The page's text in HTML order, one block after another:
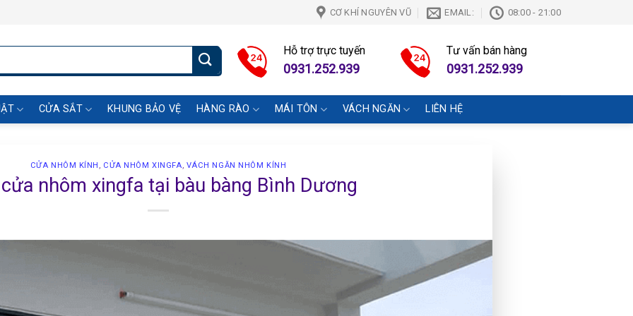
CƠ KHÍ NGUYÊN VŨ EMAIL: 08:00 - 21:00
Hỗ trợ trực tuyến
0931.252.939
Tư vấn bán hàng
0931.252.939
CỬA SẮT KHUNG BẢO VỆ HÀNG RÀO MÁI TÔN VÁCH NGĂN LIÊN HỆ
CỬA NHÔM KÍNH , CỬA NHÔM XINGFA, VÁCH NGĂN NHÔM KÍNH
nhôm xingfa tại bàu bàng Bình Dương